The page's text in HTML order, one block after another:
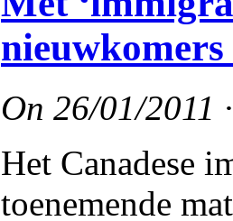
On 26/01/2011
Het Canadese
toenemende